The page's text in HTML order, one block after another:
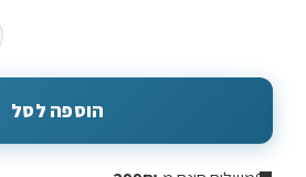
הוספה לסל